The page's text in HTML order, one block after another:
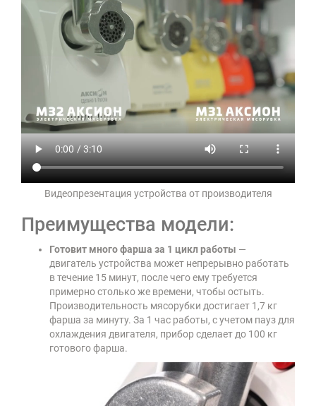
Видеопрезентация устройства от производителя
Преимущества модели:
Готовит много фарша за 1 цикл работы —
двигатель устройства может непрерывно работать
в течение 15 минут, после чего ему требуется
примерно столько же времени, чтобы остыть.
Производительность мясорубки достигает 1,7 кг
фарша за минуту. За 1 час работы, с учетом пауз для
охлаждения двигателя, прибор сделает до 100 кг
готового фарша.